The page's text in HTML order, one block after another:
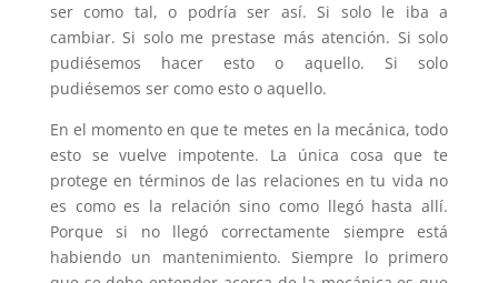
ser como tal, o podría ser así. Si solo le iba a
cambiar. Si solo me prestase más atención. Si solo
pudiésemos hacer esto o aquello. Si solo
pudiésemos ser como esto o aquello.
En el momento en que te metes en la mecánica, todo
esto se vuelve impotente. La única cosa que te
protege en términos de las relaciones en tu vida no
es como es la relación sino como llegó hasta allí.
Porque si no llegó correctamente siempre está
habiendo un mantenimiento. Siempre lo primero